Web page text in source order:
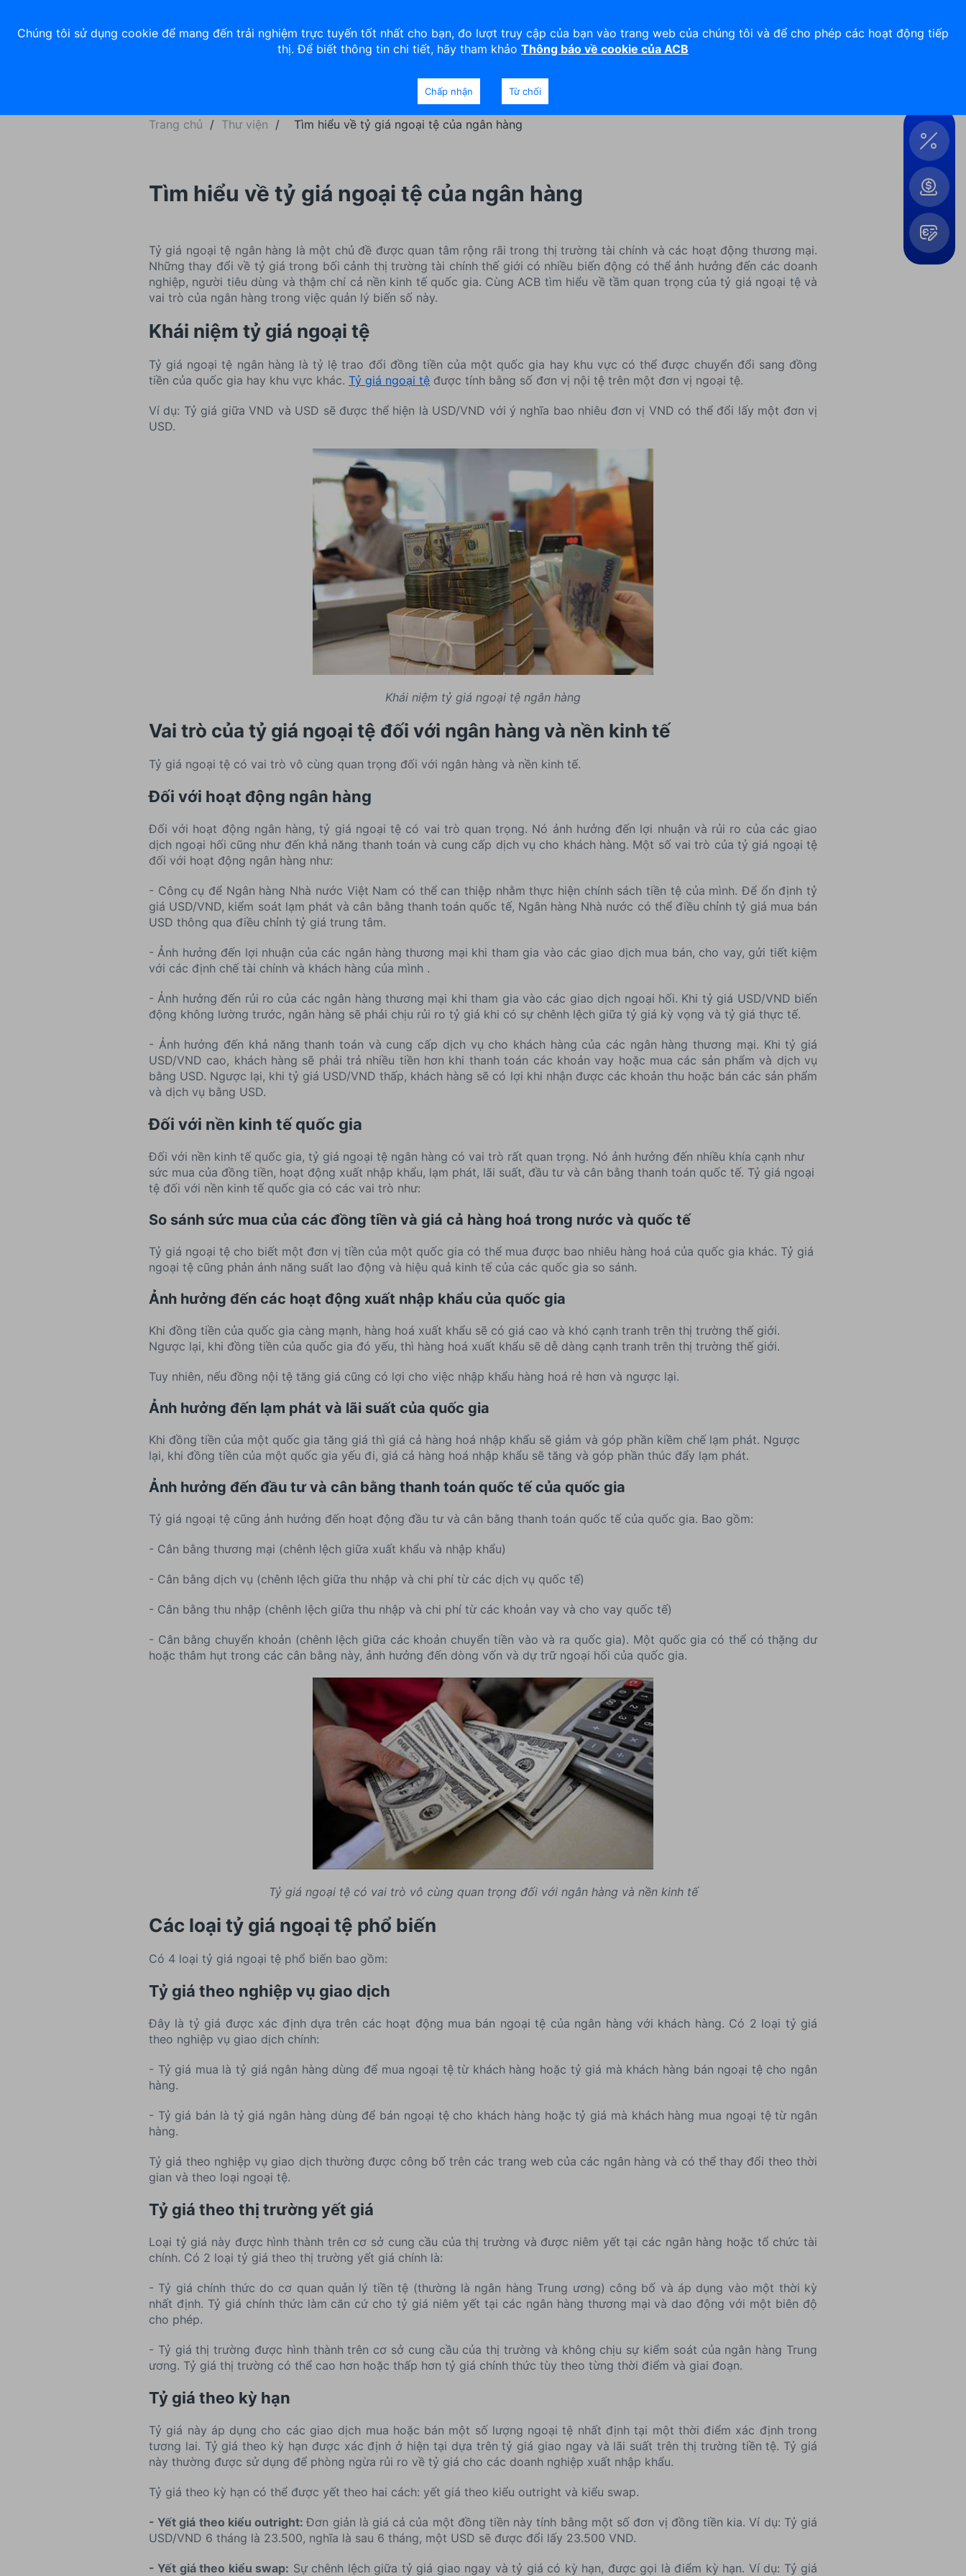
Trang chủ / Thư viện / Tìm hiểu về tỷ giá ngoại tệ của ngân hàng
Tìm hiểu về tỷ giá ngoại tệ của ngân hàng
Tỷ giá ngoại tệ ngân hàng là một chủ đề được quan tâm rộng rãi trong thị trường tài chính và các hoạt động thương mại.
Những thay đổi về tỷ giá trong bối cảnh thị trường tài chính thế giới có nhiều biến động có thể ảnh hưởng đến các doanh
nghiệp, người tiêu dùng và thậm chí cả nền kinh tế quốc gia. Cùng ACB tìm hiểu về tầm quan trọng của tỷ giá ngoại tệ và
vai trò của ngân hàng trong việc quản lý biến số này.
Khái niệm tỷ giá ngoại tệ
Tỷ giá ngoại tệ ngân hàng là tỷ lệ trao đổi đồng tiền của một quốc gia hay khu vực có thể được chuyển đổi sang đồng
tiền của quốc gia hay khu vực khác. Tỷ giá ngoại tệ được tính bằng số đơn vị nội tệ trên một đơn vị ngoại tệ.
Ví dụ: Tỷ giá giữa VND và USD sẽ được thể hiện là USD/VND với ý nghĩa bao nhiêu đơn vị VND có thể đổi lấy một đơn vị
USD.
Khái niệm tỷ giá ngoại tệ ngân hàng
Vai trò của tỷ giá ngoại tệ đối với ngân hàng và nền kinh tế
Tỷ giá ngoại tệ có vai trò vô cùng quan trọng đối với ngân hàng và nền kinh tế.
Đối với hoạt động ngân hàng
Đối với hoạt động ngân hàng, tỷ giá ngoại tệ có vai trò quan trọng. Nó ảnh hưởng đến lợi nhuận và rủi ro của các giao
dịch ngoại hối cũng như đến khả năng thanh toán và cung cấp dịch vụ cho khách hàng. Một số vai trò của tỷ giá ngoại tệ
đối với hoạt động ngân hàng như:
- Công cụ để Ngân hàng Nhà nước Việt Nam có thể can thiệp nhằm thực hiện chính sách tiền tệ của mình. Để ổn định tỷ
giá USD/VND, kiểm soát lạm phát và cân bằng thanh toán quốc tế, Ngân hàng Nhà nước có thể điều chỉnh tỷ giá mua bán
USD thông qua điều chỉnh tỷ giá trung tâm.
- Ảnh hưởng đến lợi nhuận của các ngân hàng thương mại khi tham gia vào các giao dịch mua bán, cho vay, gửi tiết kiệm
với các định chế tài chính và khách hàng của mình .
- Ảnh hưởng đến rủi ro của các ngân hàng thương mại khi tham gia vào các giao dịch ngoại hối. Khi tỷ giá USD/VND biến
động không lường trước, ngân hàng sẽ phải chịu rủi ro tỷ giá khi có sự chênh lệch giữa tỷ giá kỳ vọng và tỷ giá thực tế.
- Ảnh hưởng đến khả năng thanh toán và cung cấp dịch vụ cho khách hàng của các ngân hàng thương mại. Khi tỷ giá
USD/VND cao, khách hàng sẽ phải trả nhiều tiền hơn khi thanh toán các khoản vay hoặc mua các sản phẩm và dịch vụ
bằng USD. Ngược lại, khi tỷ giá USD/VND thấp, khách hàng sẽ có lợi khi nhận được các khoản thu hoặc bán các sản phẩm
và dịch vụ bằng USD.
Đối với nền kinh tế quốc gia
Đối với nền kinh tế quốc gia, tỷ giá ngoại tệ ngân hàng có vai trò rất quan trọng. Nó ảnh hưởng đến nhiều khía cạnh như
sức mua của đồng tiền, hoạt động xuất nhập khẩu, lạm phát, lãi suất, đầu tư và cân bằng thanh toán quốc tế. Tỷ giá ngoại
tệ đối với nền kinh tế quốc gia có các vai trò như:
So sánh sức mua của các đồng tiền và giá cả hàng hoá trong nước và quốc tế
Tỷ giá ngoại tệ cho biết một đơn vị tiền của một quốc gia có thể mua được bao nhiêu hàng hoá của quốc gia khác. Tỷ giá
ngoại tệ cũng phản ánh năng suất lao động và hiệu quả kinh tế của các quốc gia so sánh.
Ảnh hưởng đến các hoạt động xuất nhập khẩu của quốc gia
Khi đồng tiền của quốc gia càng mạnh, hàng hoá xuất khẩu sẽ có giá cao và khó cạnh tranh trên thị trường thế giới.
Ngược lại, khi đồng tiền của quốc gia đó yếu, thì hàng hoá xuất khẩu sẽ dễ dàng cạnh tranh trên thị trường thế giới.
Tuy nhiên, nếu đồng nội tệ tăng giá cũng có lợi cho việc nhập khẩu hàng hoá rẻ hơn và ngược lại.
Ảnh hưởng đến lạm phát và lãi suất của quốc gia
Khi đồng tiền của một quốc gia tăng giá thì giá cả hàng hoá nhập khẩu sẽ giảm và góp phần kiềm chế lạm phát. Ngược
lại, khi đồng tiền của một quốc gia yếu đi, giá cả hàng hoá nhập khẩu sẽ tăng và góp phần thúc đẩy lạm phát.
Ảnh hưởng đến đầu tư và cân bằng thanh toán quốc tế của quốc gia
Tỷ giá ngoại tệ cũng ảnh hưởng đến hoạt động đầu tư và cân bằng thanh toán quốc tế của quốc gia. Bao gồm:
- Cân bằng thương mại (chênh lệch giữa xuất khẩu và nhập khẩu)
- Cân bằng dịch vụ (chênh lệch giữa thu nhập và chi phí từ các dịch vụ quốc tế)
- Cân bằng thu nhập (chênh lệch giữa thu nhập và chi phí từ các khoản vay và cho vay quốc tế)
- Cân bằng chuyển khoản (chênh lệch giữa các khoản chuyển tiền vào và ra quốc gia). Một quốc gia có thể có thặng dư
hoặc thâm hụt trong các cân bằng này, ảnh hưởng đến dòng vốn và dự trữ ngoại hối của quốc gia.
Tỷ giá ngoại tệ có vai trò vô cùng quan trọng đối với ngân hàng và nền kinh tế
Các loại tỷ giá ngoại tệ phổ biến
Có 4 loại tỷ giá ngoại tệ phổ biến bao gồm:
Tỷ giá theo nghiệp vụ giao dịch
Đây là tỷ giá được xác định dựa trên các hoạt động mua bán ngoại tệ của ngân hàng với khách hàng. Có 2 loại tỷ giá
theo nghiệp vụ giao dịch chính:
- Tỷ giá mua là tỷ giá ngân hàng dùng để mua ngoại tệ từ khách hàng hoặc tỷ giá mà khách hàng bán ngoại tệ cho ngân
hàng.
- Tỷ giá bán là tỷ giá ngân hàng dùng để bán ngoại tệ cho khách hàng hoặc tỷ giá mà khách hàng mua ngoại tệ từ ngân
hàng.
Tỷ giá theo nghiệp vụ giao dịch thường được công bố trên các trang web của các ngân hàng và có thể thay đổi theo thời
gian và theo loại ngoại tệ.
Tỷ giá theo thị trường yết giá
Loại tỷ giá này được hình thành trên cơ sở cung cầu của thị trường và được niêm yết tại các ngân hàng hoặc tổ chức tài
chính. Có 2 loại tỷ giá theo thị trường yết giá chính là:
- Tỷ giá chính thức do cơ quan quản lý tiền tệ (thường là ngân hàng Trung ương) công bố và áp dụng vào một thời kỳ
nhất định. Tỷ giá chính thức làm căn cứ cho tỷ giá niêm yết tại các ngân hàng thương mại và dao động với một biên độ
cho phép.
- Tỷ giá thị trường được hình thành trên cơ sở cung cầu của thị trường và không chịu sự kiểm soát của ngân hàng Trung
ương. Tỷ giá thị trường có thể cao hơn hoặc thấp hơn tỷ giá chính thức tùy theo từng thời điểm và giai đoạn.
Tỷ giá theo kỳ hạn
Tỷ giá này áp dụng cho các giao dịch mua hoặc bán một số lượng ngoại tệ nhất định tại một thời điểm xác định trong
tương lai. Tỷ giá theo kỳ hạn được xác định ở hiện tại dựa trên tỷ giá giao ngay và lãi suất trên thị trường tiền tệ. Tỷ giá
này thường được sử dụng để phòng ngừa rủi ro về tỷ giá cho các doanh nghiệp xuất nhập khẩu.
Tỷ giá theo kỳ hạn có thể được yết theo hai cách: yết giá theo kiểu outright và kiểu swap.
- Yết giá theo kiểu outright:Đơn giản là giá cả của một đồng tiền này tính bằng một số đơn vị đồng tiền kia. Ví dụ: Tỷ giá
USD/VND 6 tháng là 23.500, nghĩa là sau 6 tháng, một USD sẽ được đổi lấy 23.500 VND.
- Yết giá theo kiểu swap: Sự chênh lệch giữa tỷ giá giao ngay và tỷ giá có kỳ hạn, được gọi là điểm kỳ hạn. Ví dụ: Tỷ giá
Tiện
ích
Mở
Chúng tôi sử dụng cookie để mang đến trải nghiệm trực tuyến tốt nhất cho bạn, đo lượt truy cập của bạn vào trang web của chúng tôi và để cho phép các hoạt động tiếp
thị. Để biết thông tin chi tiết, hãy tham khảo Thông báo về cookie của ACB
Chấp nhận Từ chối